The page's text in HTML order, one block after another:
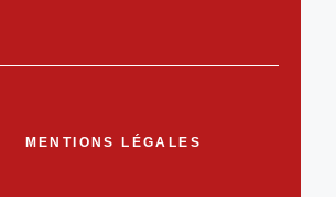
MENTIONS LÉGALES